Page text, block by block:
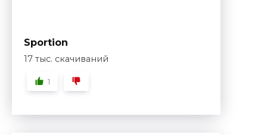
Sportion
17 тыс. скачиваний
1